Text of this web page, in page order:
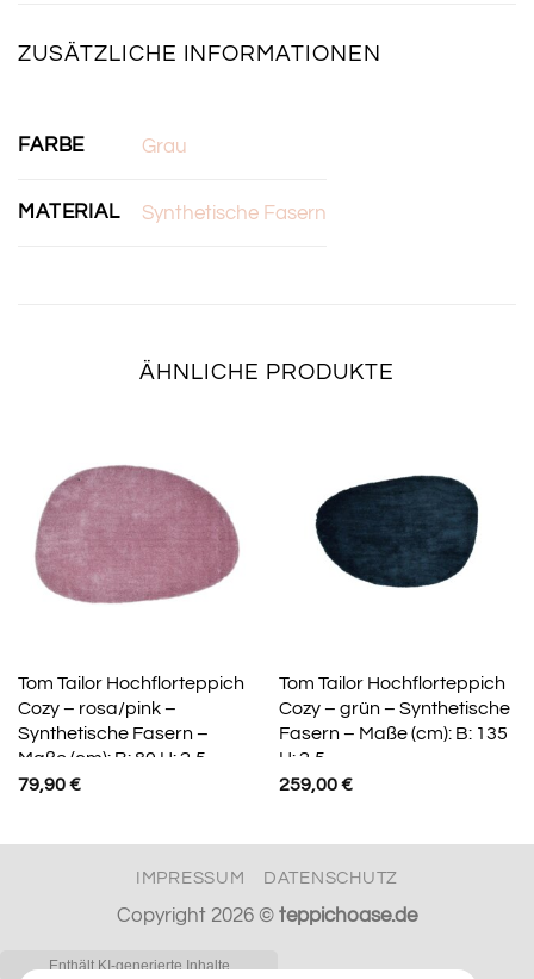
ZUSÄTZLICHE INFORMATIONEN
FARBE Grau
MATERIAL Synthetische Fasern
ÄHNLICHE PRODUKTE
Tom Tailor Hochflorteppich
Cozy – rosa/pink –
Synthetische Fasern –
Maße (cm): B: 80 H: 2,5
79,90€
Tom Tailor Hochflorteppich
Cozy – grün – Synthetische
Fasern – Maße (cm): B: 135
H: 2,5
259,00€
IMPRESSUM DATENSCHUTZ
Copyright 2026 © teppichoase.de